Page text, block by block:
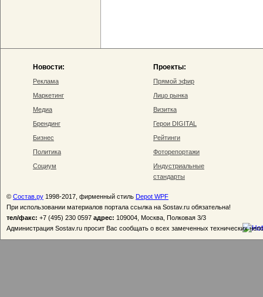
Новости:
Реклама
Маркетинг
Медиа
Брендинг
Бизнес
Политика
Социум
Проекты:
Прямой эфир
Лицо рынка
Визитка
Герои DIGITAL
Рейтинги
Фоторепортажи
Индустриальные
стандарты
© Состав.ру 1998-2017, фирменный стиль Depot WPF
При использовании материалов портала ссылка на Sostav.ru обязательна!
тел/факс: +7 (495) 230 0597 адрес: 109004, Москва, Полковая 3/3
Администрация Sostav.ru просит Вас сообщать о всех замеченных технических